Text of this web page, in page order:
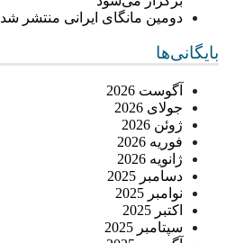
دومین مانگای ایرانی منتشر شد
بایگانی‌ها
آگوست 2026
جولای 2026
ژوئن 2026
فوریه 2026
ژانویه 2026
دسامبر 2025
نوامبر 2025
اکتبر 2025
سپتامبر 2025